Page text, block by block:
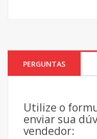
PERGUNTAS
Utilize o
enviar sua
vendedor: